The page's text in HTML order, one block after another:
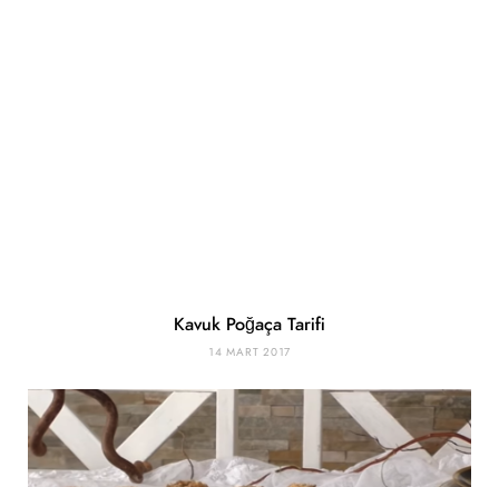
Kavuk Poğaça Tarifi
14 MART 2017